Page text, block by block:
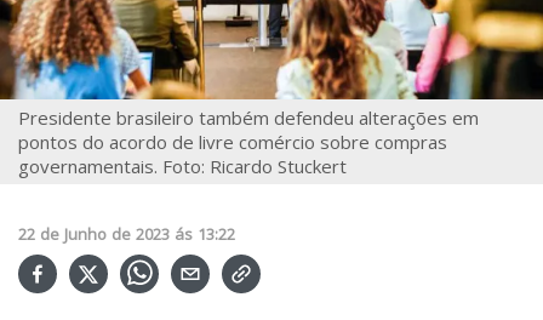
Presidente brasileiro também defendeu alterações em
pontos do acordo de livre comércio sobre compras
governamentais. Foto: Ricardo Stuckert
22 de Junho de 2023 ás 13:22